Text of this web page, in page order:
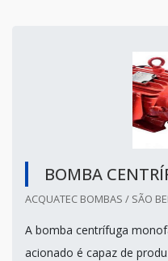
BOMBA
ACQUATEC BOMBAS / SÃO
A bomba centrífuga
acionado é capaz de